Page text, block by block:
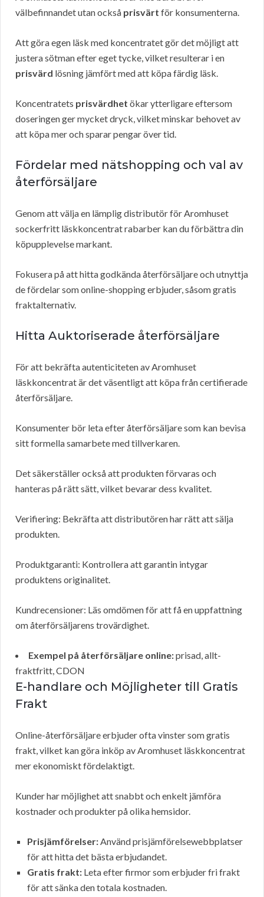
välbefinnandet utan också prisvärt för konsumenterna.
Att göra egen läsk med koncentratet gör det möjligt att
justera sötman efter eget tycke, vilket resulterar i en
prisvärd lösning jämfört med att köpa färdig läsk.
Koncentratets prisvärdhet ökar ytterligare eftersom
doseringen ger mycket dryck, vilket minskar behovet av
att köpa mer och sparar pengar över tid.
Fördelar med nätshopping och val av
återförsäljare
Genom att välja en lämplig distributör för Aromhuset
sockerfritt läskkoncentrat rabarber kan du förbättra din
köpupplevelse markant.
Fokusera på att hitta godkända återförsäljare och utnyttja
de fördelar som online-shopping erbjuder, såsom gratis
fraktalternativ.
Hitta Auktoriserade återförsäljare
För att bekräfta autenticiteten av Aromhuset
läskkoncentrat är det väsentligt att köpa från certifierade
återförsäljare.
Konsumenter bör leta efter återförsäljare som kan bevisa
sitt formella samarbete med tillverkaren.
Det säkerställer också att produkten förvaras och
hanteras på rätt sätt, vilket bevarar dess kvalitet.
Verifiering: Bekräfta att distributören har rätt att sälja
produkten.
Produktgaranti: Kontrollera att garantin intygar
produktens originalitet.
Kundrecensioner: Läs omdömen för att få en uppfattning
om återförsäljarens trovärdighet.
Exempel på återförsäljare online:prisad, allt-
fraktfritt, CDON
E-handlare och Möjligheter till Gratis
Frakt
Online-återförsäljare erbjuder ofta vinster som gratis
frakt, vilket kan göra inköp av Aromhuset läskkoncentrat
mer ekonomiskt fördelaktigt.
Kunder har möjlighet att snabbt och enkelt jämföra
kostnader och produkter på olika hemsidor.
Prisjämförelser:Använd prisjämförelsewebbplatser
för att hitta det bästa erbjudandet.
Gratis frakt: Leta efter firmor som erbjuder fri frakt
för att sänka den totala kostnaden.